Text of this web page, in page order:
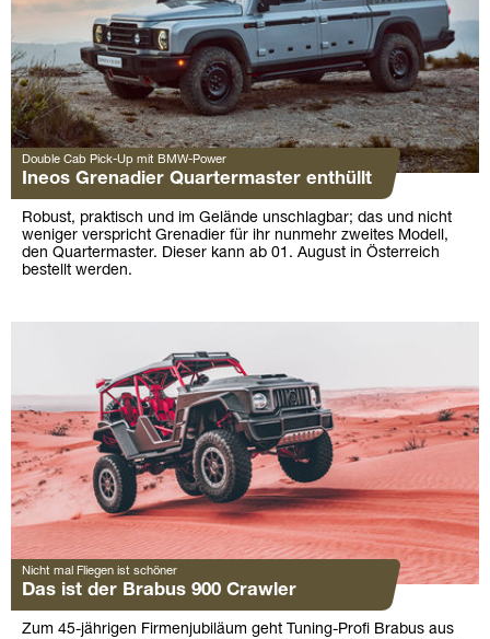
Double Cab Pick-Up mit BMW-Power
Ineos Grenadier Quartermaster enthüllt
Robust, praktisch und im Gelände unschlagbar; das und nicht
weniger verspricht Grenadier für ihr nunmehr zweites Modell,
den Quartermaster. Dieser kann ab 01. August in Österreich
bestellt werden.
Nicht mal Fliegen ist schöner
Das ist der Brabus 900 Crawler
Zum 45-jährigen Firmenjubiläum geht Tuning-Profi Brabus aus